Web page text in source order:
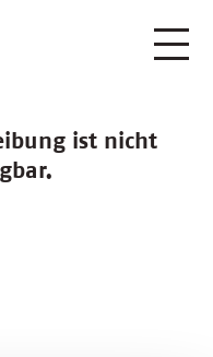
ist nicht